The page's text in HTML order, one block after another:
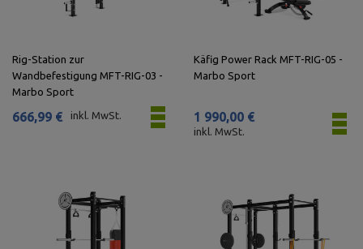
Rig-Station zur
Wandbefestigung MFT-RIG-03 -
Marbo Sport
666,99 € inkl. MwSt.
Käfig Power Rack MFT-RIG-05 -
Marbo Sport
1 990,00 €
inkl. MwSt.